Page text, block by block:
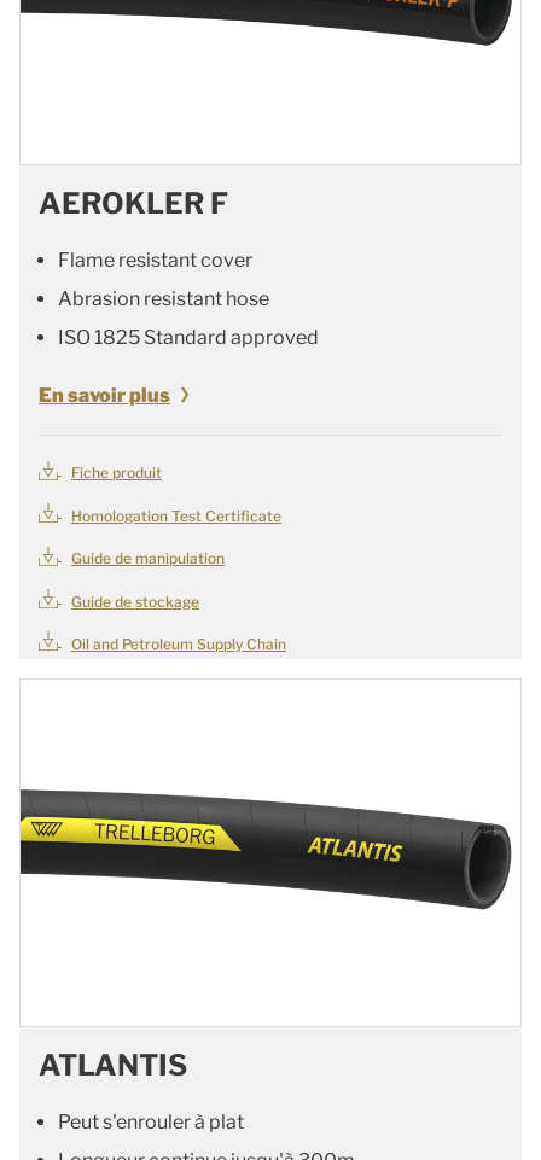
AEROKLER F
Flame resistant cover
Abrasion resistant hose
ISO 1825 Standard approved
En savoir plus
Fiche produit
Homologation Test Certificate
Guide de manipulation
Guide de stockage
Oil and Petroleum Supply Chain
ATLANTIS
Peut s'enrouler à plat